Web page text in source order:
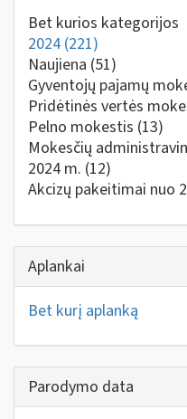
Bet kurios kategorijos
2024 (221)
Naujiena (51)
Gyventojų pajamų
Pridėtinės vertės
Pelno mokestis (13)
Mokesčių
2024 m. (12)
Akcizų pakeitimai nuo
Aplankai
Bet kurį aplanką
Parodymo data